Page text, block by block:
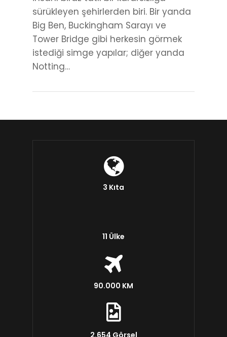
sürükleyen şehirlerden biri. Bir yanda
Big Ben, Buckingham Sarayı ve
Tower Bridge gibi herkesin görmek
istediği simge yapılar; diğer yanda
Notting…
3 Kıta
11 Ülke
90.000 KM
2.654 Görsel